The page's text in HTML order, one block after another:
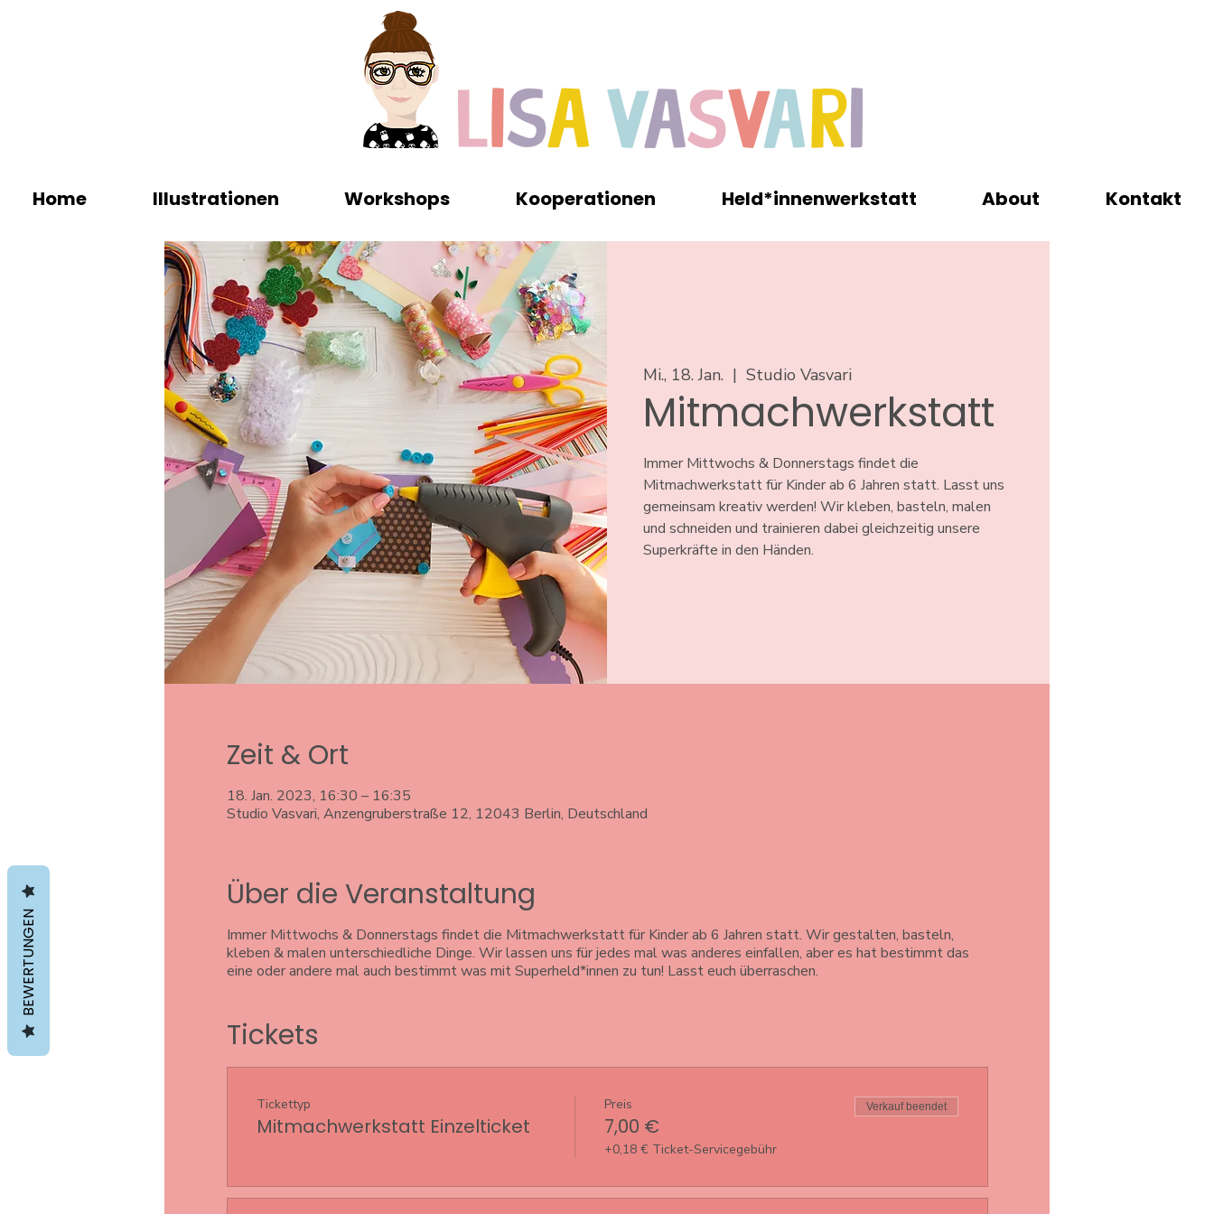
Home Illustrationen Workshops Kooperationen Held*innenwerkstatt About Kontakt
Mi., 18. Jan.
  |
Studio Vasvari
Mitmachwerkstatt
Immer Mittwochs & Donnerstags findet die
Mitmachwerkstatt für Kinder ab 6 Jahren statt. Lasst uns
gemeinsam kreativ werden! Wir kleben, basteln, malen
und schneiden und trainieren dabei gleichzeitig unsere
Superkräfte in den Händen.
Zeit & Ort
18. Jan. 2023, 16:30 – 16:35
Studio Vasvari, Anzengruberstraße 12, 12043 Berlin, Deutschland
Über die Veranstaltung
Immer Mittwochs & Donnerstags findet die Mitmachwerkstatt für Kinder ab 6 Jahren statt. Wir gestalten, basteln,
kleben & malen unterschiedliche Dinge. Wir lassen uns für jedes mal was anderes einfallen, aber es hat bestimmt das
eine oder andere mal auch bestimmt was mit Superheld*innen zu tun! Lasst euch überraschen.
Tickets
Tickettyp
Mitmachwerkstatt Einzelticket
Preis
7,00 €
+0,18 € Ticket-Servicegebühr
Verkauf beendet
BEWERTUNGEN